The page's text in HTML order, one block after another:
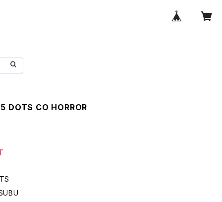
DOTS CO HORROR